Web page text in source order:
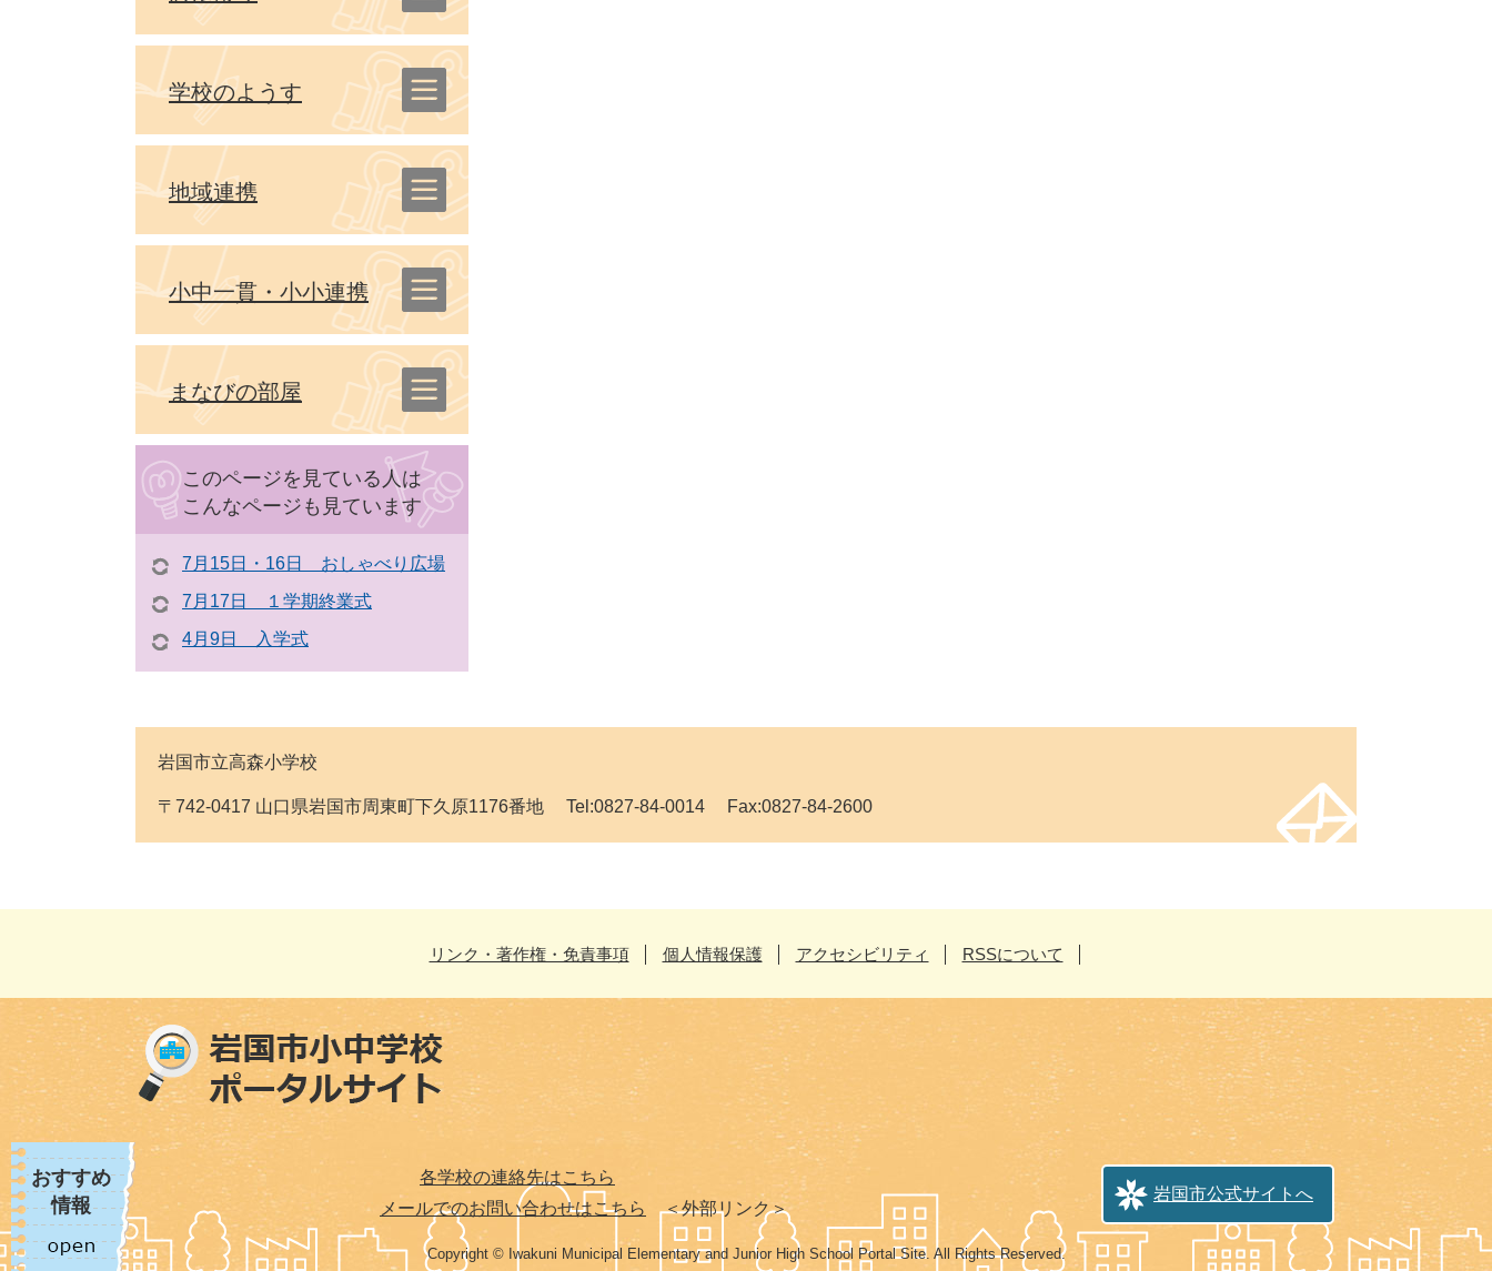
学校のようす
地域連携
小中一貫・小小連携
まなびの部屋
このページを見ている人は
こんなページも見ています
7月15日・16日 おしゃべり広場
7月17日 １学期終業式
4月9日 入学式
岩国市立高森小学校
〒742-0417 山口県岩国市周東町下久原1176番地 Tel:0827-84-0014 Fax:0827-84-2600
リンク・著作権・免責事項 個人情報保護 アクセシビリティ RSSについて
各学校の連絡先はこちら
メールでのお問い合わせはこちら
＜外部リンク＞
岩国市公式サイトへ
Copyright © Iwakuni Municipal Elementary and Junior High School Portal Site. All Rights Reserved.
おすすめ
情報